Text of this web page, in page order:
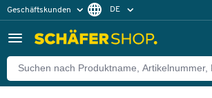
Geschäftskunden DE
Zurück